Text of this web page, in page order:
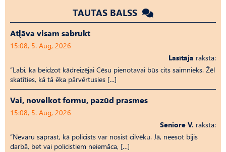
TAUTAS BALSS
Atļāva visam sabrukt
15:08, 5. Aug, 2026
Lasītāja raksta:
“Labi, ka beidzot kādreizējai Cēsu pienotavai būs cits saimnieks. Žēl
skatīties, kā tā ēka pārvērtusies […]
Vai, novelkot formu, pazūd prasmes
15:08, 5. Aug, 2026
Seniore V. raksta:
“Nevaru saprast, kā policists var nosist cilvēku. Jā, neesot bijis
darbā, bet vai policistiem neiemāca, […]